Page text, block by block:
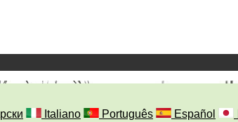
Italiano Português Español